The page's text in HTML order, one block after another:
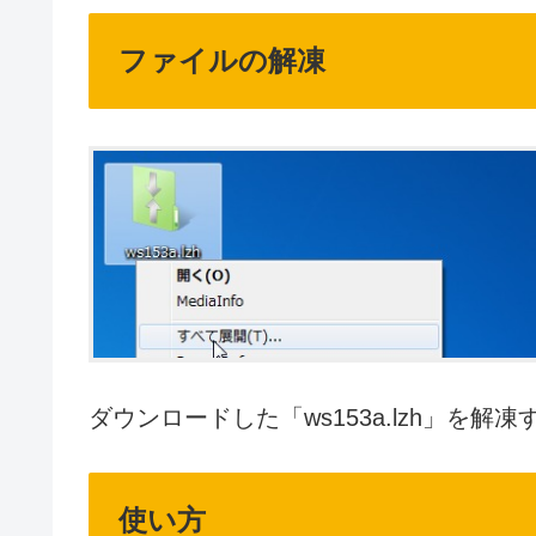
ファイルの解凍
ダウンロードした「ws153a.lzh」を解凍
使い方